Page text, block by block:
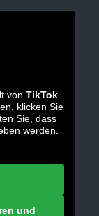
von TikTok.
klicken Sie
Sie, dass
werden.
und